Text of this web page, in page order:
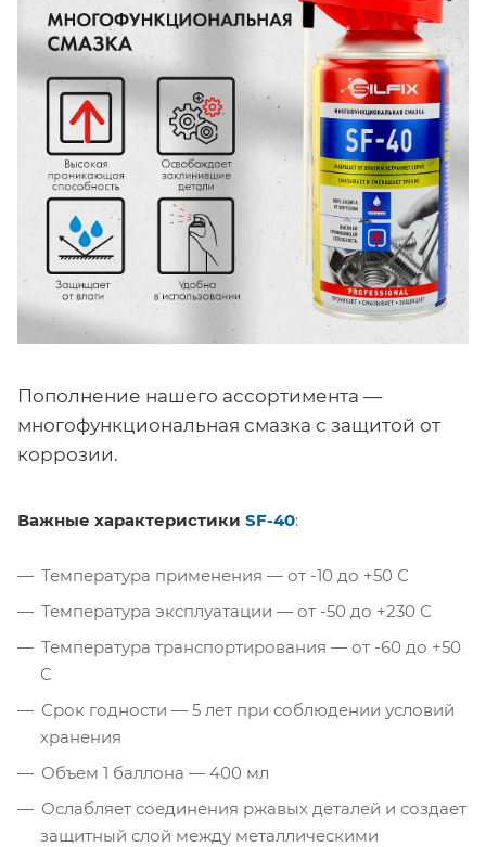
Пополнение нашего ассортимента —
многофункциональная смазка с защитой от
коррозии.
Важные характеристики SF-40:
Температура применения — от -10 до +50 С
Температура эксплуатации — от -50 до +230 С
Температура транспортирования — от -60 до +50
С
Срок годности — 5 лет при соблюдении условий
хранения
Объем 1 баллона — 400 мл
Ослабляет соединения ржавых деталей и создает
защитный слой между металлическими